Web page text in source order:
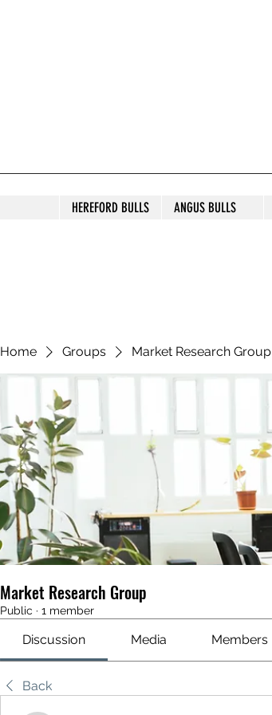
HEREFORD BULLS ANGUS BULLS
Home Groups Market Research Group
Market Research Group
Public · 1 member
Discussion Media Members
Back